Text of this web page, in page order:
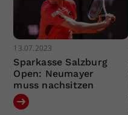
13.07.2023
Sparkasse Salzburg
Open: Neumayer
muss nachsitzen